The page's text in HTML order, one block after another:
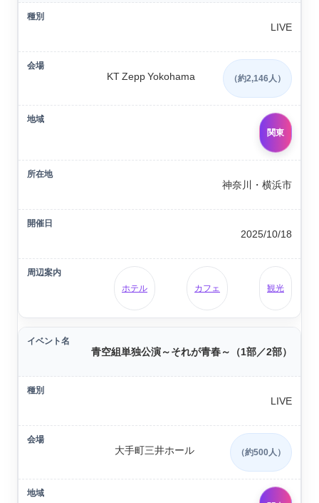
LIVE
KT Zepp Yokohama （約2,146人）
関東
神奈川・横浜市
2025/10/18
ホテル カフェ 観光
青空組単独公演～それが青春～（1部／2部）
LIVE
大手町三井ホール （約500人）